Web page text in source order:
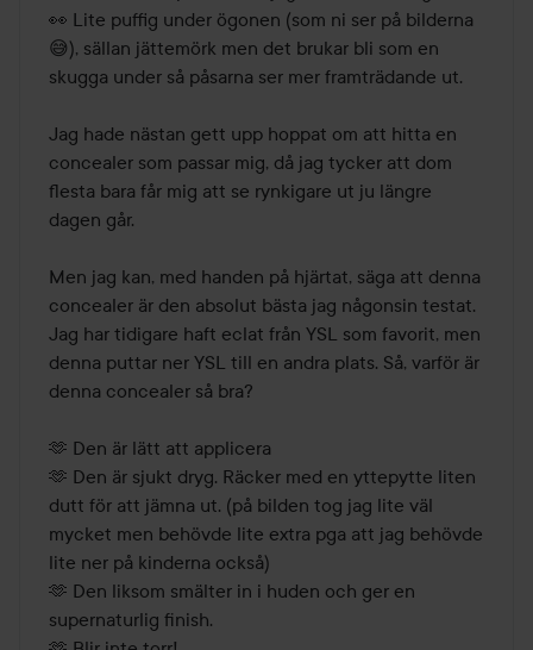
👀 Lite puffig under ögonen (som ni ser på bilderna
😅), sällan jättemörk men det brukar bli som en
skugga under så påsarna ser mer framträdande ut.
Jag hade nästan gett upp hoppat om att hitta en
concealer som passar mig, då jag tycker att dom
flesta bara får mig att se rynkigare ut ju längre
dagen går.
Men jag kan, med handen på hjärtat, säga att denna
concealer är den absolut bästa jag någonsin testat.
Jag har tidigare haft eclat från YSL som favorit, men
denna puttar ner YSL till en andra plats. Så, varför är
denna concealer så bra?
🫶 Den är lätt att applicera
🫶 Den är sjukt dryg. Räcker med en yttepytte liten
dutt för att jämna ut. (på bilden tog jag lite väl
mycket men behövde lite extra pga att jag behövde
lite ner på kinderna också)
🫶 Den liksom smälter in i huden och ger en
supernaturlig finish.